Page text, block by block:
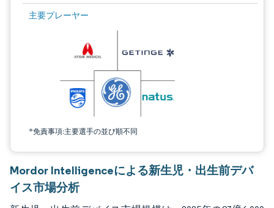
主要プレーヤー
*免責事項:主要選手の並び順不同
画像 © Mordor Intelligence。再利用にはCC BY 4.0の表示が必要です。
Mordor Intelligenceによる新生児・出生前デバ
イス市場分析